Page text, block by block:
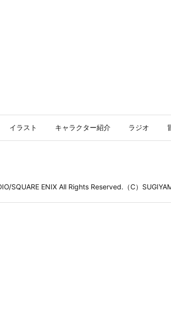
イラスト キャラクター紹介 ラジオ
SQUARE ENIX All Rights Reserved.（C）